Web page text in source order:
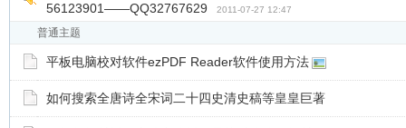
56123901——QQ32767629
2011-07-27 12:47
普通主题
平板电脑校对软件ezPDF Reader软件使用方法
如何搜索全唐诗全宋词二十四史清史稿等皇皇巨著